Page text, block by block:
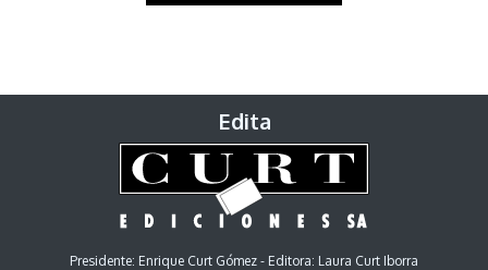
Edita
Presidente: Enrique Curt Gómez - Editora: Laura Curt Iborra